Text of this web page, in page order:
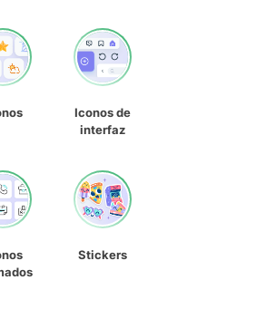
Iconos de
interfaz
Stickers